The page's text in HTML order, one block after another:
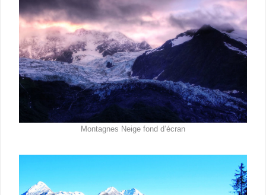
Montagnes Neige fond d’écran